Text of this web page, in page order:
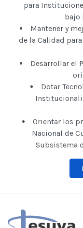
para
bajo
Mantener y
de la Calidad
Desarrollar el
Dotar
Orientar los
Nacional de
Subsistema